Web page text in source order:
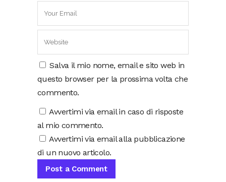
Salva il mio nome, email e sito web in
questo browser per la prossima volta che
commento.
Avvertimi via email in caso di risposte
al mio commento.
Avvertimi via email alla pubblicazione
di un nuovo articolo.